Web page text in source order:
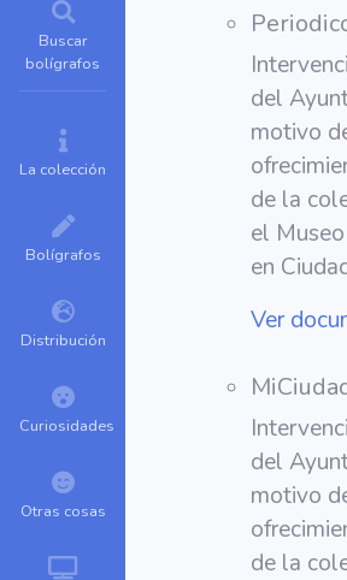
Buscar
bolígrafos
La colección
Bolígrafos
Distribución
Curiosidades
Otras cosas
del
motivo
de la
el
en
Ver
del
motivo
de la